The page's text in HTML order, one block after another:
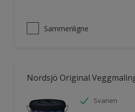
Sammenligne
Nordsjö Original
Svanen